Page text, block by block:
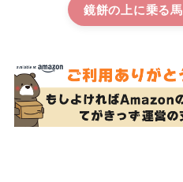
鏡餅の上に乗る馬